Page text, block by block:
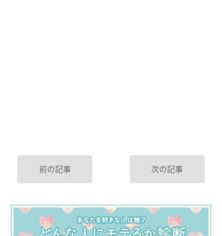
前の記事 次の記事